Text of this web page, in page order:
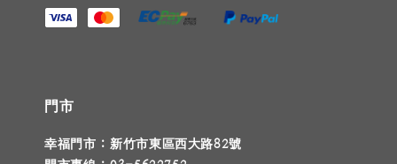
門市
幸福門市 : 新竹市東區西大路82號